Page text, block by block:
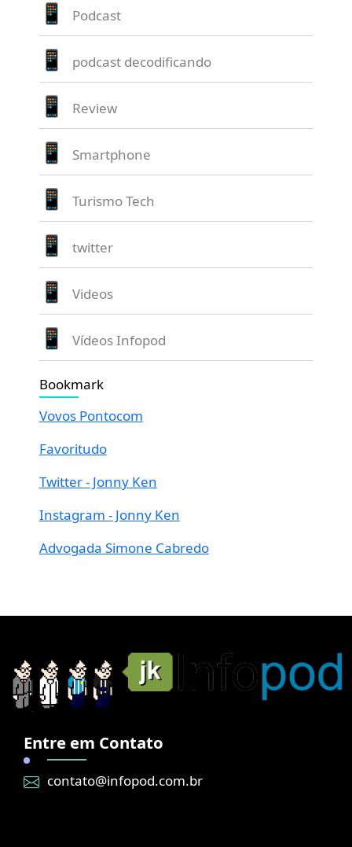
Podcast
podcast decodificando
Review
Smartphone
Turismo Tech
twitter
Videos
Vídeos Infopod
Bookmark
Vovos Pontocom
Favoritudo
Twitter - Jonny Ken
Instagram - Jonny Ken
Advogada Simone Cabredo
Entre em Contato
contato@infopod.com.br